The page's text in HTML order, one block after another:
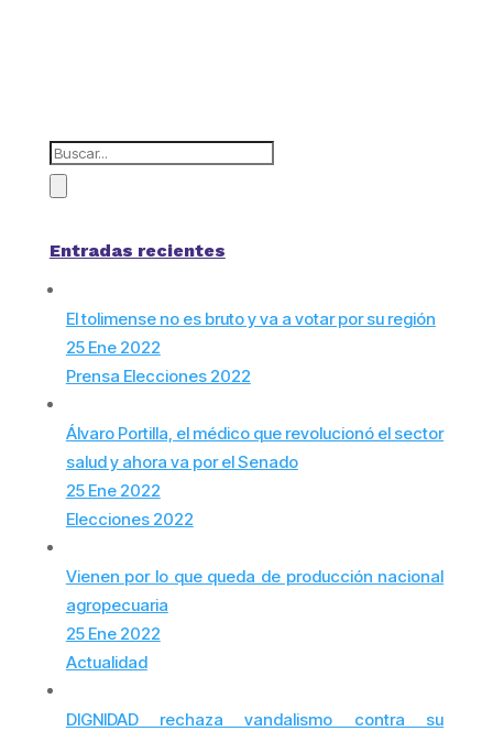
Entradas recientes
El tolimense no es bruto y va a votar por su región
25 Ene 2022
Prensa Elecciones 2022
Álvaro Portilla, el médico que revolucionó el sector
salud y ahora va por el Senado
25 Ene 2022
Elecciones 2022
Vienen por lo que queda de producción nacional
agropecuaria
25 Ene 2022
Actualidad
DIGNIDAD rechaza vandalismo contra su